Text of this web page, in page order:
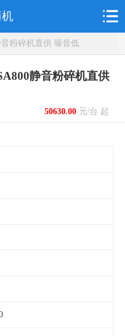
粉碎机直供 噪音低
静音粉碎机直供
50630.00元/台 起